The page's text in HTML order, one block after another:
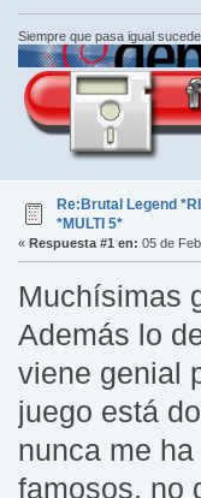
Siempre que pasa igual
Re:Brutal Legend
*MULTI 5*
« Respuesta #1 en: 05 de
Muchísimas
Además lo
viene genial
juego está
nunca me
famosos, no